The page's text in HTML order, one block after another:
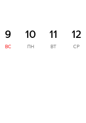
9
ВС
10
ПН
11
ВТ
12
СР